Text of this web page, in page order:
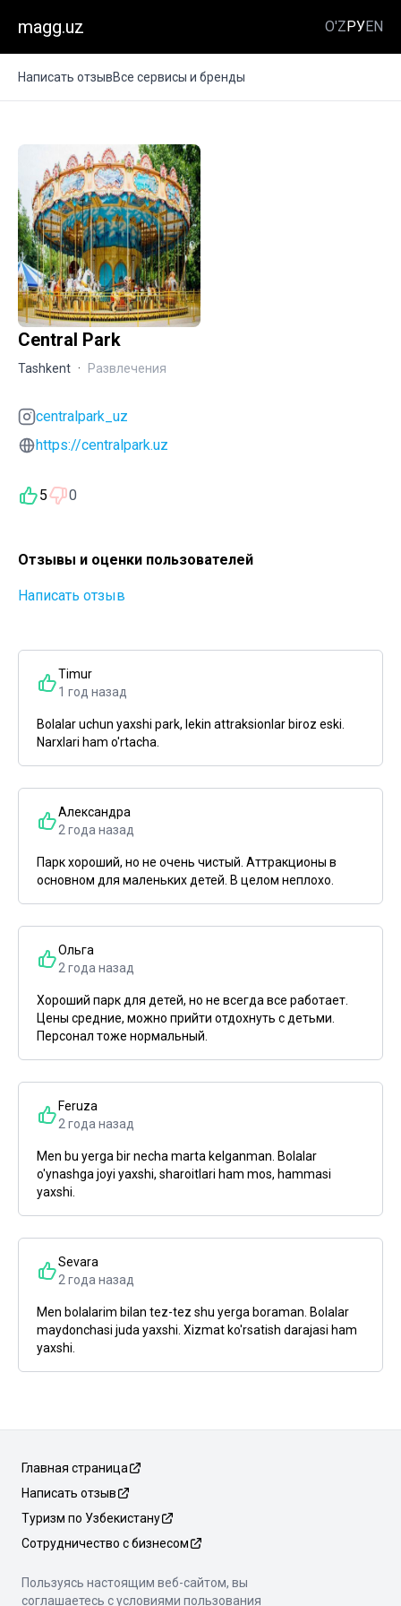
magg.uz O'ZРУEN
Написать отзывВсе сервисы и бренды
Central Park
Tashkent · Развлечения
centralpark_uz
https://centralpark.uz
5 0
Отзывы и оценки пользователей
Написать отзыв
Timur
1 год назад
Bolalar uchun yaxshi park, lekin attraksionlar biroz eski.
Narxlari ham o'rtacha.
Александра
2 года назад
Парк хороший, но не очень чистый. Аттракционы в
основном для маленьких детей. В целом неплохо.
Ольга
2 года назад
Хороший парк для детей, но не всегда все работает.
Цены средние, можно прийти отдохнуть с детьми.
Персонал тоже нормальный.
Feruza
2 года назад
Men bu yerga bir necha marta kelganman. Bolalar
o'ynashga joyi yaxshi, sharoitlari ham mos, hammasi
yaxshi.
Sevara
2 года назад
Men bolalarim bilan tez-tez shu yerga boraman. Bolalar
maydonchasi juda yaxshi. Xizmat ko'rsatish darajasi ham
yaxshi.
Главная страница
Написать отзыв
Туризм по Узбекистану
Сотрудничество с бизнесом
Пользуясь настоящим веб-сайтом, вы
соглашаетесь с условиями пользования